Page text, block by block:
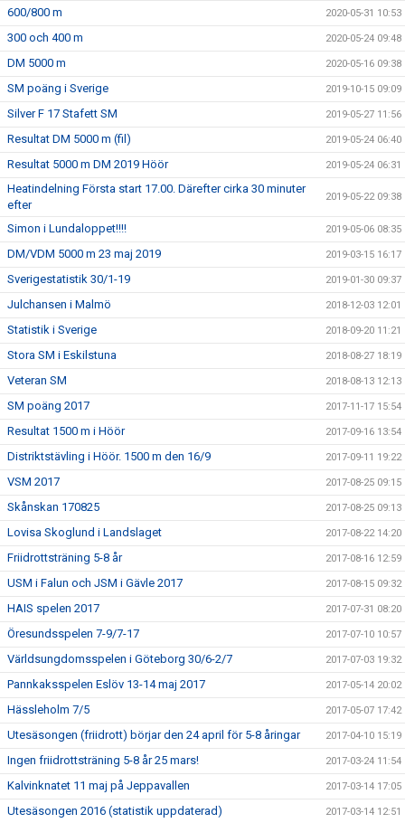
600/800 m 2020-05-31 10:53
300 och 400 m 2020-05-24 09:48
DM 5000 m 2020-05-16 09:38
SM poäng i Sverige 2019-10-15 09:09
Silver F 17 Stafett SM 2019-05-27 11:56
Resultat DM 5000 m (fil) 2019-05-24 06:40
Resultat 5000 m DM 2019 Höör 2019-05-24 06:31
Heatindelning Första start 17.00. Därefter cirka 30 minuter
efter
2019-05-22 09:38
Simon i Lundaloppet!!!! 2019-05-06 08:35
DM/VDM 5000 m 23 maj 2019 2019-03-15 16:17
Sverigestatistik 30/1-19 2019-01-30 09:37
Julchansen i Malmö 2018-12-03 12:01
Statistik i Sverige 2018-09-20 11:21
Stora SM i Eskilstuna 2018-08-27 18:19
Veteran SM 2018-08-13 12:13
SM poäng 2017 2017-11-17 15:54
Resultat 1500 m i Höör 2017-09-16 13:54
Distriktstävling i Höör. 1500 m den 16/9 2017-09-11 19:22
VSM 2017 2017-08-25 09:15
Skånskan 170825 2017-08-25 09:13
Lovisa Skoglund i Landslaget 2017-08-22 14:20
Friidrottsträning 5-8 år 2017-08-16 12:59
USM i Falun och JSM i Gävle 2017 2017-08-15 09:32
HAIS spelen 2017 2017-07-31 08:20
Öresundsspelen 7-9/7-17 2017-07-10 10:57
Världsungdomsspelen i Göteborg 30/6-2/7 2017-07-03 19:32
Pannkaksspelen Eslöv 13-14 maj 2017 2017-05-14 20:02
Hässleholm 7/5 2017-05-07 17:42
Utesäsongen (friidrott) börjar den 24 april för 5-8 åringar 2017-04-10 15:19
Ingen friidrottsträning 5-8 år 25 mars! 2017-03-24 11:54
Kalvinknatet 11 maj på Jeppavallen 2017-03-14 17:05
Utesäsongen 2016 (statistik uppdaterad) 2017-03-14 12:51